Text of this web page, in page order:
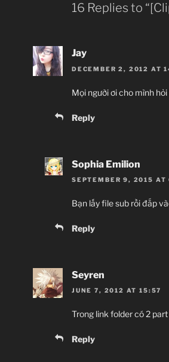
16 Replies to
Jay
DECEMBER 2, 2012 AT
Mọi người ơi cho mình
Reply
Sophia Emilion
SEPTEMBER 9, 2015
Bạn lấy file sub rồi đắp
Reply
Seyren
JUNE 7, 2012 AT 15:57
Trong link folder có 2
Reply